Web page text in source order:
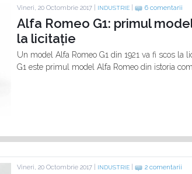
Vineri, 20 Octombrie 2017 | INDUSTRIE 6 comentarii
Alfa Romeo G1: primul
la licitație
Un model Alfa Romeo G1 din 1921 va fi scos la
G1 este primul model Alfa Romeo din istoria
Vineri, 20 Octombrie 2017 | INDUSTRIE 2 comentarii